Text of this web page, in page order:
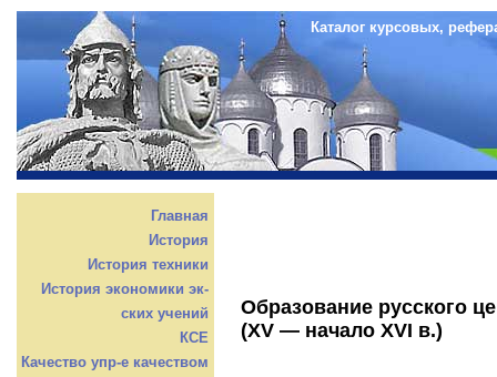
Каталог курсовых,
Главная
История
История техники
История экономики эк-
ских учений
КСЕ
Качество упр-е качеством
Образование русского
(XV — начало XVI в.)